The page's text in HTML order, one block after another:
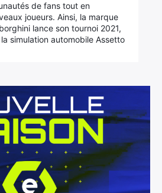
de fans tout en
joueurs. Ainsi, la marque
lance son tournoi 2021,
simulation automobile Assetto